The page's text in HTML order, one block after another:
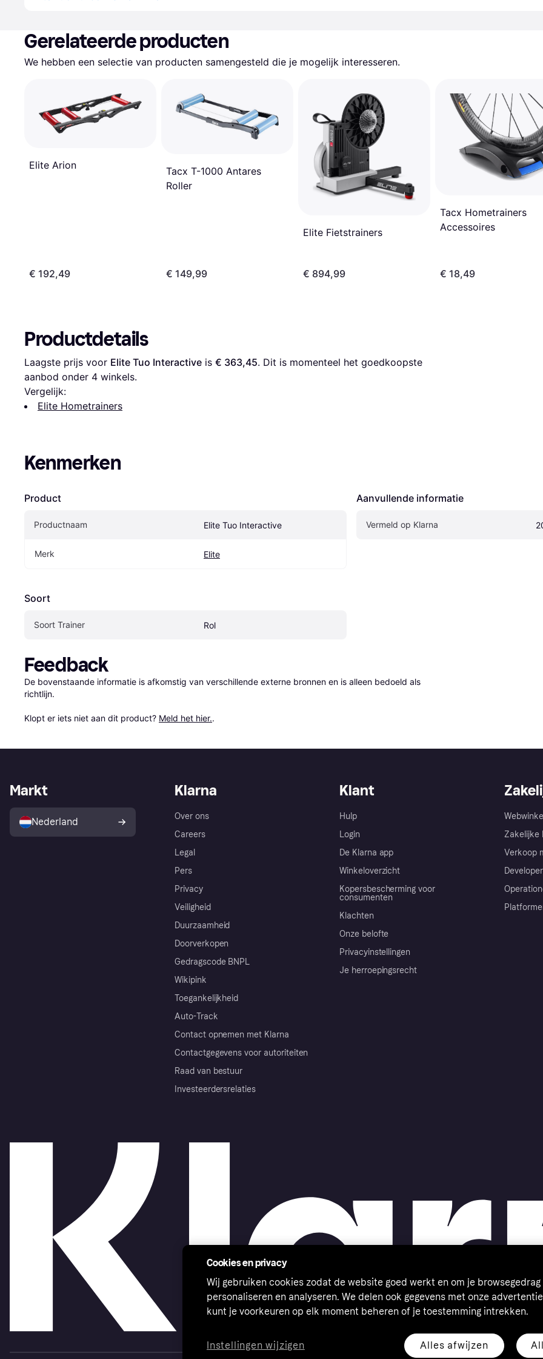
Gerelateerde producten
We hebben een selectie van producten samengesteld die je mogelijk interesseren.
Elite Arion
€ 192,49
Tacx T-1000 Antares
Roller
€ 149,99
Elite Fietstrainers
€ 894,99
Tacx Hometrainers
Accessoires
€ 18,49
Productdetails
Laagste prijs voor Elite Tuo Interactive is € 363,45. Dit is momenteel het goedkoopste
aanbod onder 4 winkels.
Vergelijk:
Elite Hometrainers
Kenmerken
Product
Productnaam Elite Tuo Interactive
Merk Elite
Soort
Soort Trainer Rol
Aanvullende informatie
Vermeld op Klarna
Feedback
De bovenstaande informatie is afkomstig van verschillende externe bronnen en is alleen bedoeld als
richtlijn.
Klopt er iets niet aan dit product? Meld het hier..
Klarna
Over ons
Careers
Legal
Pers
Privacy
Veiligheid
Duurzaamheid
Doorverkopen
Gedragscode BNPL
Wikipink
Toegankelijkheid
Auto-Track
Contact opnemen met Klarna
Contactgegevens voor autoriteiten
Raad van bestuur
Investeerdersrelaties
Klant
Hulp
Login
De Klarna app
Winkeloverzicht
Kopersbescherming voor
consumenten
Klachten
Onze belofte
Privacyinstellingen
Je herroepingsrecht
Zakelijke
Verkoop
Markt
Nederland
Cookies en privacy
Wij gebruiken cookies zodat de website goed werkt en om je browsegedrag
personaliseren en analyseren. We delen ook gegevens met onze
kunt je voorkeuren op elk moment beheren of je toestemming intrekken.
Alles afwijzen
Instellingen wijzigen